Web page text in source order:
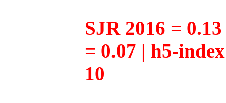
SJR 2016 =
= 0.07 | h5-
10